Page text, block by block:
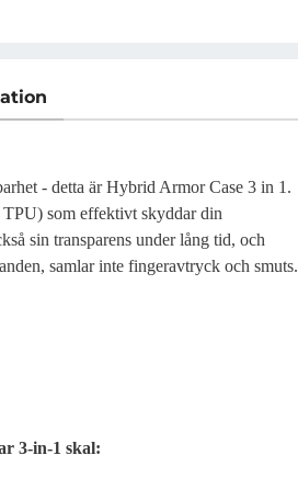
- detta är Hybrid Armor Case 3 in 1.
som effektivt skyddar din
sin transparens under lång tid, och
samlar inte fingeravtryck och smuts.
3-in-1 skal: